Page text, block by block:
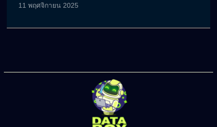
11 พฤศจิกายน 2025